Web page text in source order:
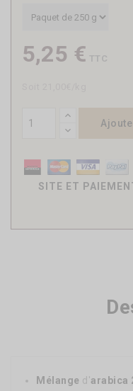
5,25 € TTC
SITE ET
Mélange d'arabica